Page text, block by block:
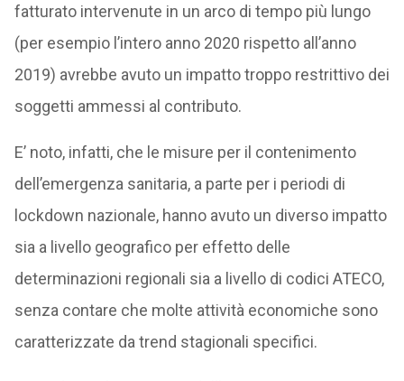
fatturato intervenute in un arco di tempo più lungo
(per esempio l’intero anno 2020 rispetto all’anno
2019) avrebbe avuto un impatto troppo restrittivo dei
soggetti ammessi al contributo.
E’ noto, infatti, che le misure per il contenimento
dell’emergenza sanitaria, a parte per i periodi di
lockdown nazionale, hanno avuto un diverso impatto
sia a livello geografico per effetto delle
determinazioni regionali sia a livello di codici ATECO,
senza contare che molte attività economiche sono
caratterizzate da trend stagionali specifici.